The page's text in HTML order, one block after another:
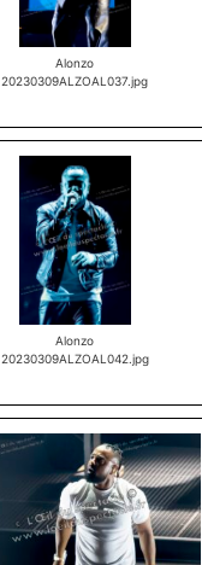
Alonzo
20230309ALZOAL037.jpg
Alonzo
20230309ALZOAL042.jpg